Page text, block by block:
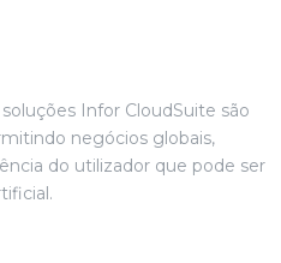
Infor CloudSuite são
negócios globais,
do utilizador que pode ser